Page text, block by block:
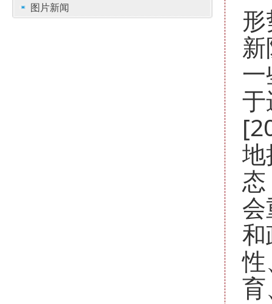
图片新闻